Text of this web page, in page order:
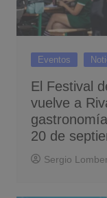
Eventos
El Festival
vuelve a
20 de
Sergio